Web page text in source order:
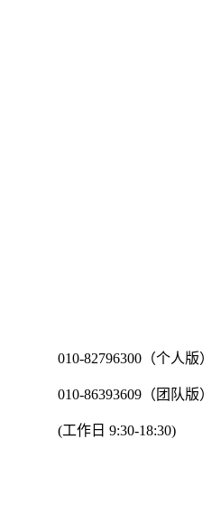
010-82796300（个人版）
010-86393609（团队版）
(工作日 9:30-18:30)